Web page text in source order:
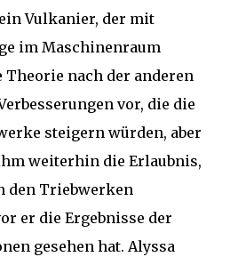
Vulkanier, der mit
im Maschinenraum
nach der anderen
vor, die die
steigern würden, aber
weiterhin die Erlaubnis,
den Triebwerken
er die Ergebnisse der
gesehen hat. Alyssa